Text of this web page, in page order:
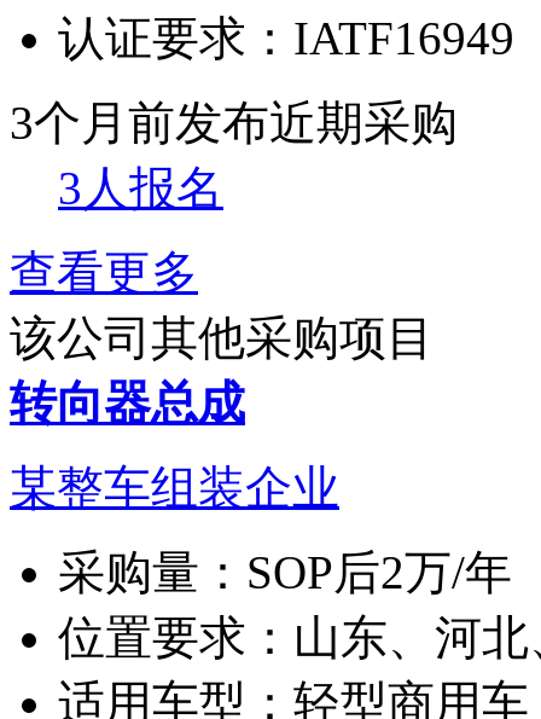
认证要求： IATF16949
3个月前发布近期采购
3人报名
查看更多
该公司其他采购项目
转向器总成
某整车组装企业
采购量： SOP后2万/年
位置要求： 山东、河
适用车型： 轻型商用